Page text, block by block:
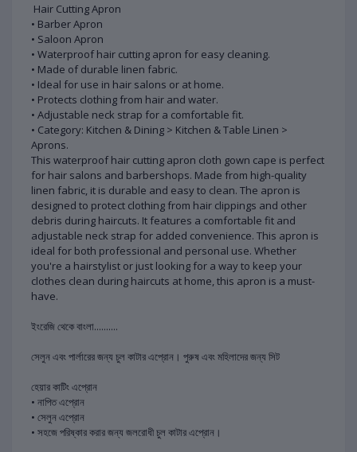
Hair Cutting Apron
• Barber Apron
• Saloon Apron
• Waterproof hair cutting apron for easy cleaning.
• Made of durable linen fabric.
• Ideal for use in hair salons or at home.
• Protects clothing from hair and water.
• Adjustable neck strap for a comfortable fit.
• Category: Kitchen & Dining > Kitchen & Table Linen >
Aprons.
This waterproof hair cutting apron cloth gown cape is perfect
for hair salons and barbershops. Made from high-quality
linen fabric, it is durable and easy to clean. The apron is
designed to protect clothing from hair clippings and other
debris during haircuts. It features a comfortable fit and
adjustable neck strap for added convenience. This apron is
ideal for both professional and personal use. Whether
you're a hairstylist or just looking for a way to keep your
clothes clean during haircuts at home, this apron is a must-
have.
ইংরেজি থেকে বাংলা..........
সেলুন এবং পার্লারের জন্য চুল কাটার এপ্রোন। পুরুষ এবং মহিলাদের জন্য সিট
হেয়ার কাটিং এপ্রোন
• নাপিত এপ্রোন
• সেলুন এপ্রোন
• সহজে পরিষ্কার করার জন্য জলরোধী চুল কাটার এপ্রোন।